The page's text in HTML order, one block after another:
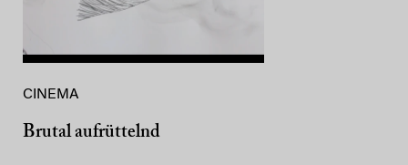
CINEMA
Brutal aufrüttelnd